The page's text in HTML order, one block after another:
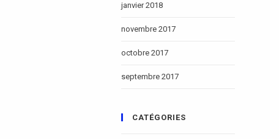
janvier 2018
novembre 2017
octobre 2017
septembre 2017
CATÉGORIES